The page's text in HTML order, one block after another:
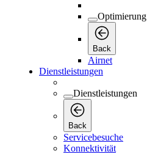
Optimierung
Back
Airnet
Dienstleistungen
Dienstleistungen
Back
Servicebesuche
Konnektivität